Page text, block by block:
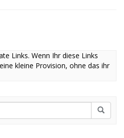
Links. Wenn Ihr diese Links
kleine Provision, ohne das ihr